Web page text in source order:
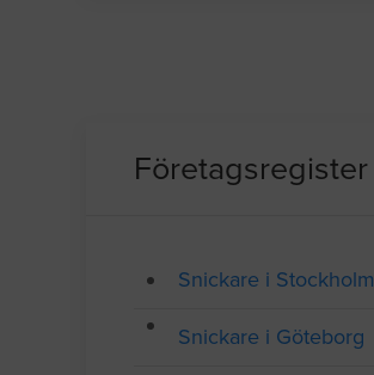
Företagsregister
Snickare i Stockholm
Snickare i Göteborg